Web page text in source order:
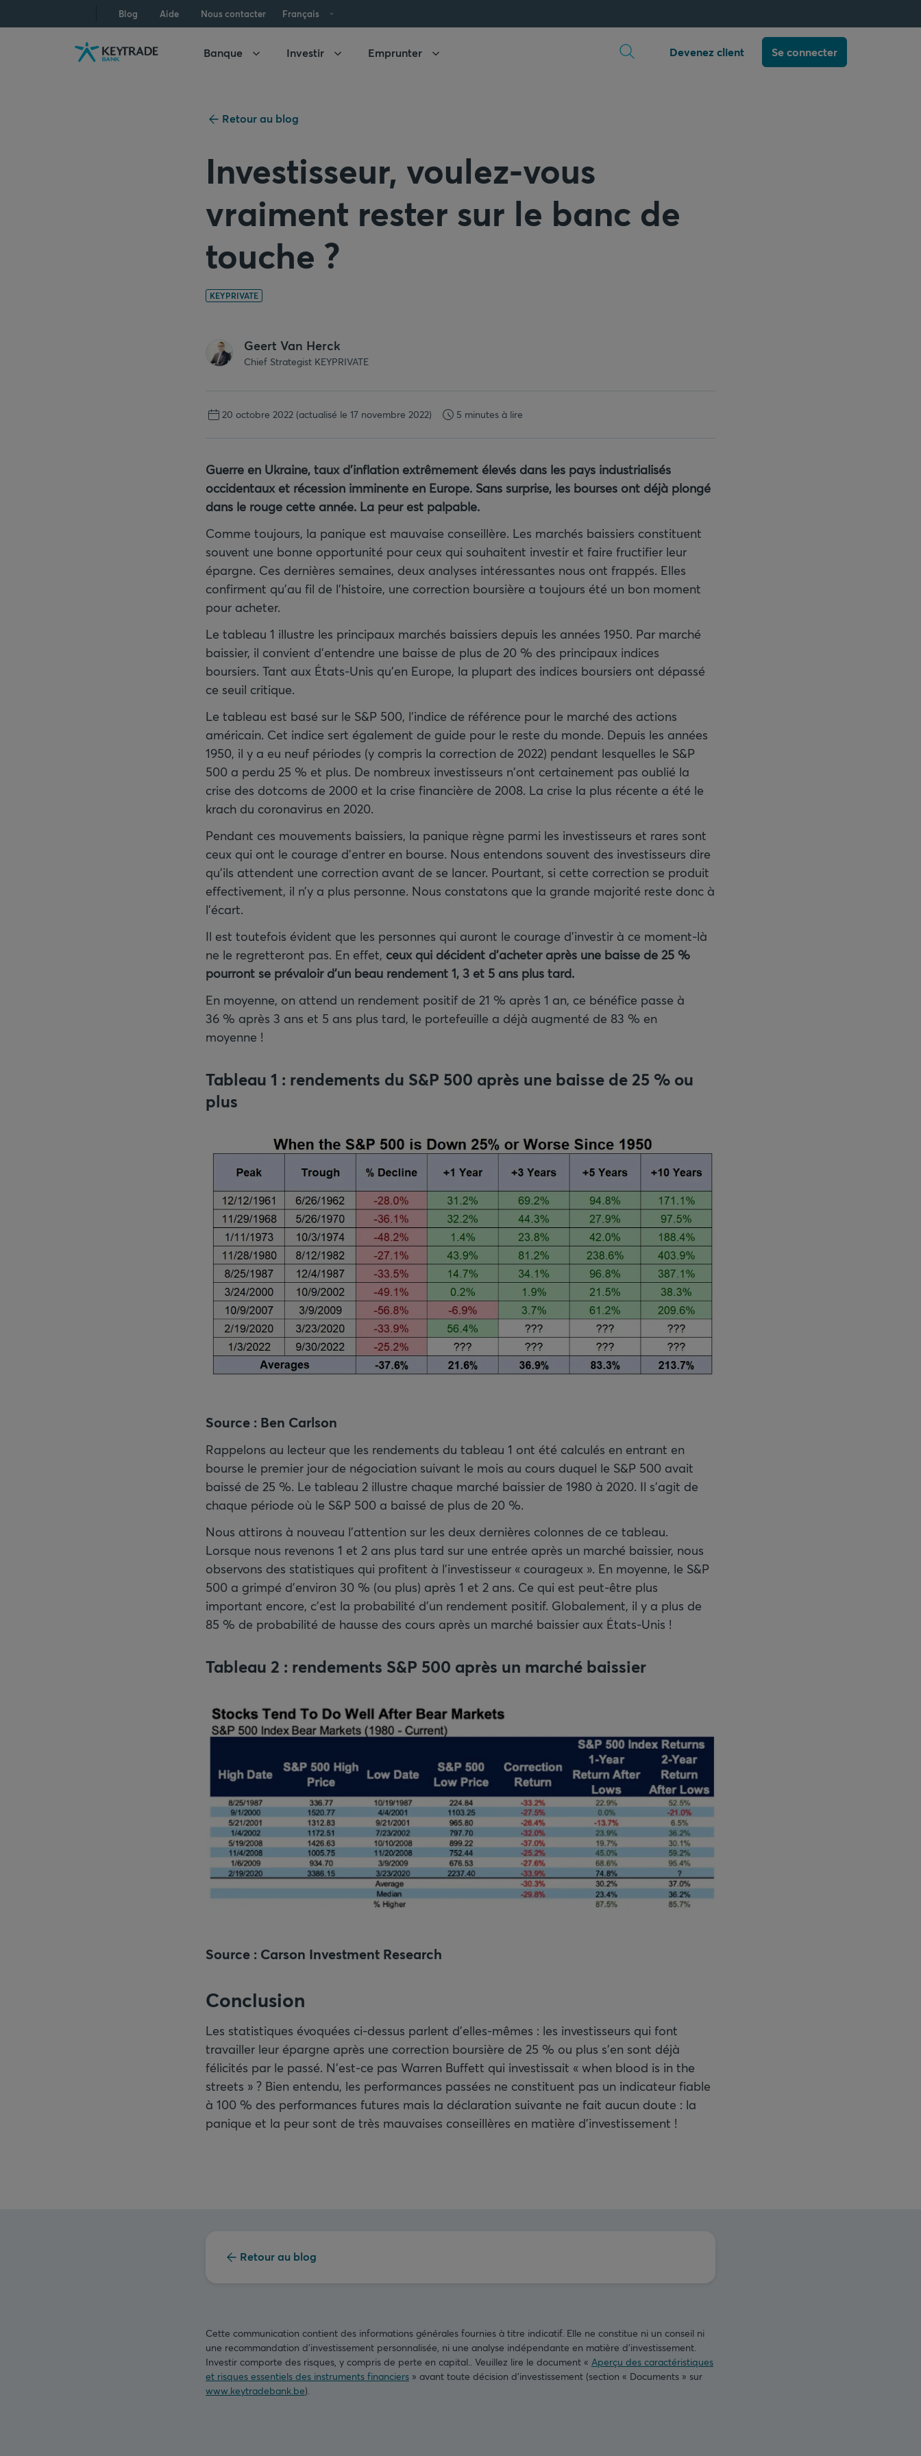
à
à
au
Blog Aide Nous contacter Français
Banque Investir Emprunter Devenez client Se connecter
Retour au blog
Investisseur, voulez-vous
vraiment rester sur le banc de
touche ?
KEYPRIVATE
Geert Van Herck
Chief Strategist KEYPRIVATE
20 octobre 2022 (actualisé le 17 novembre 2022) 5 minutes à lire
Guerre en Ukraine, taux d’inflation extrêmement élevés dans les pays industrialisés
occidentaux et récession imminente en Europe. Sans surprise, les bourses ont déjà plongé
dans le rouge cette année. La peur est palpable.
Comme toujours, la panique est mauvaise conseillère. Les marchés baissiers constituent
souvent une bonne opportunité pour ceux qui souhaitent investir et faire fructifier leur
épargne. Ces dernières semaines, deux analyses intéressantes nous ont frappés. Elles
confirment qu’au fil de l’histoire, une correction boursière a toujours été un bon moment
pour acheter.
Le tableau 1 illustre les principaux marchés baissiers depuis les années 1950. Par marché
baissier, il convient d'entendre une baisse de plus de 20 % des principaux indices
boursiers. Tant aux États-Unis qu’en Europe, la plupart des indices boursiers ont dépassé
ce seuil critique.
Le tableau est basé sur le S&P 500, l’indice de référence pour le marché des actions
américain. Cet indice sert également de guide pour le reste du monde. Depuis les années
1950, il y a eu neuf périodes (y compris la correction de 2022) pendant lesquelles le S&P
500 a perdu 25 % et plus. De nombreux investisseurs n'ont certainement pas oublié la
crise des dotcoms de 2000 et la crise financière de 2008. La crise la plus récente a été le
krach du coronavirus en 2020.
Pendant ces mouvements baissiers, la panique règne parmi les investisseurs et rares sont
ceux qui ont le courage d’entrer en bourse. Nous entendons souvent des investisseurs dire
qu’ils attendent une correction avant de se lancer. Pourtant, si cette correction se produit
effectivement, il n’y a plus personne. Nous constatons que la grande majorité reste donc à
l'écart.
Il est toutefois évident que les personnes qui auront le courage d’investir à ce moment-là
ne le regretteront pas. En effet, ceux qui décident d’acheter après une baisse de 25 %
pourront se prévaloir d’un beau rendement 1, 3 et 5 ans plus tard.
En moyenne, on attend un rendement positif de 21 % après 1 an, ce bénéfice passe à
36 % après 3 ans et 5 ans plus tard, le portefeuille a déjà augmenté de 83 % en
moyenne !
Tableau 1 : rendements du S&P 500 après une baisse de 25 % ou
plus
Source : Ben Carlson
Rappelons au lecteur que les rendements du tableau 1 ont été calculés en entrant en
bourse le premier jour de négociation suivant le mois au cours duquel le S&P 500 avait
baissé de 25 %. Le tableau 2 illustre chaque marché baissier de 1980 à 2020. Il s’agit de
chaque période où le S&P 500 a baissé de plus de 20 %.
Nous attirons à nouveau l’attention sur les deux dernières colonnes de ce tableau.
Lorsque nous revenons 1 et 2 ans plus tard sur une entrée après un marché baissier, nous
observons des statistiques qui profitent à l’investisseur « courageux ». En moyenne, le S&P
500 a grimpé d’environ 30 % (ou plus) après 1 et 2 ans. Ce qui est peut-être plus
important encore, c’est la probabilité d’un rendement positif. Globalement, il y a plus de
85 % de probabilité de hausse des cours après un marché baissier aux États-Unis !
Tableau 2 : rendements S&P 500 après un marché baissier
Source : Carson Investment Research
Conclusion
Les statistiques évoquées ci-dessus parlent d’elles-mêmes : les investisseurs qui font
travailler leur épargne après une correction boursière de 25 % ou plus s'en sont déjà
félicités par le passé. N’est-ce pas Warren Buffett qui investissait « when blood is in the
streets » ? Bien entendu, les performances passées ne constituent pas un indicateur fiable
à 100 % des performances futures mais la déclaration suivante ne fait aucun doute : la
panique et la peur sont de très mauvaises conseillères en matière d’investissement !
Retour au blog
Cette communication contient des informations générales fournies à titre indicatif. Elle ne constitue ni un conseil ni
une recommandation d’investissement personnalisée, ni une analyse indépendante en matière d’investissement.
Investir comporte des risques, y compris de perte en capital.. Veuillez lire le document « Aperçu des caractéristiques
et risques essentiels des instruments financiers » avant toute décision d’investissement (section « Documents » sur
www.keytradebank.be).